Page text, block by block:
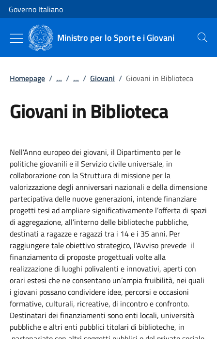
Vai al contenuto
Vai alla navigazione del sito
Governo Italiano
Ministro per lo Sport e i Giovani Cerca
Homepage / ... / ... / Giovani / Giovani in Biblioteca
Giovani in Biblioteca
Nell’Anno europeo dei giovani, il Dipartimento per le
politiche giovanili e il Servizio civile universale, in
collaborazione con la Struttura di missione per la
valorizzazione degli anniversari nazionali e della dimensione
partecipativa delle nuove generazioni, intende finanziare
progetti tesi ad ampliare significativamente l’offerta di spazi
di aggregazione, all’interno delle biblioteche pubbliche,
destinati a ragazze e ragazzi tra i 14 e i 35 anni. Per
raggiungere tale obiettivo strategico, l’Avviso prevede il
finanziamento di proposte progettuali volte alla
realizzazione di luoghi polivalenti e innovativi, aperti con
orari estesi che ne consentano un’ampia fruibilità, nei quali
i giovani possano condividere idee, percorsi e occasioni
formative, culturali, ricreative, di incontro e confronto.
Destinatari dei finanziamenti sono enti locali, università
pubbliche e altri enti pubblici titolari di biblioteche, in